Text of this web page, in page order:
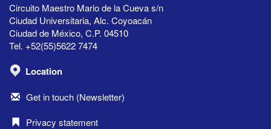
Circuito Maestro Mario de la Cueva s/n
Ciudad Universitaria, Alc. Coyoacán
Ciudad de México, C.P. 04510
Tel. +52(55)5622 7474
Location
Get in touch (Newsletter)
Privacy statement